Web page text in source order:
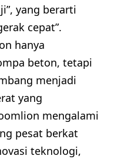
yang berarti
cepat”.
hanya
beton, tetapi
menjadi
yang
mengalami
pesat berkat
teknologi,